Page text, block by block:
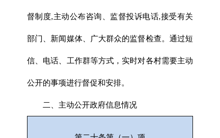
督制度,主动公布咨询、监督投诉电话,接受有关
部门、新闻媒体、广大群众的监督检查。通过短
信、电话、工作群等方式，实时对各村需要主动
公开的事项进行督促和安排。
二、主动公开政府信息情况